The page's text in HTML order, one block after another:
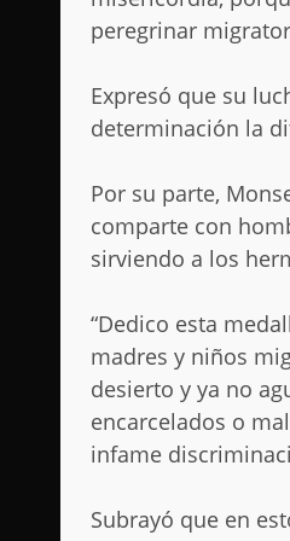
peregrinar
Expresó que su
determinación la
Por su parte,
comparte con
sirviendo a los
“Dedico esta
madres y niños
desierto y ya no
encarcelados o
infame
Subrayó que en